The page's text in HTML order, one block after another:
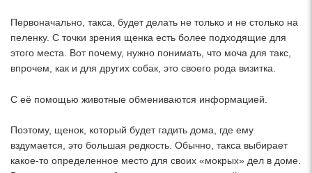
Первоначально, такса, будет делать не только и не столько на
пеленку. С точки зрения щенка есть более подходящие для
этого места. Вот почему, нужно понимать, что моча для такс,
впрочем, как и для других собак, это своего рода визитка.
С её помощью животные обмениваются информацией.
Поэтому, щенок, который будет гадить дома, где ему
вздумается, это большая редкость. Обычно, такса выбирает
какое-то определенное место для своих «мокрых» дел в доме.